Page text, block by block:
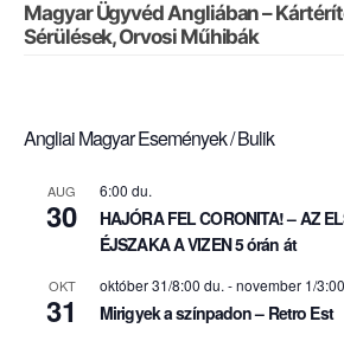
Magyar Ügyvéd Angliában –
Sérülések, Orvosi Műhibák
Angliai Magyar Események / Bulik
AUG
30
6:00 du.
HAJÓRA FEL CORONITA! – AZ
ÉJSZAKA A VIZEN 5 órán át
OKT
31
október 31/8:00 du. -november 1/
Mirigyek a színpadon – Retro Est